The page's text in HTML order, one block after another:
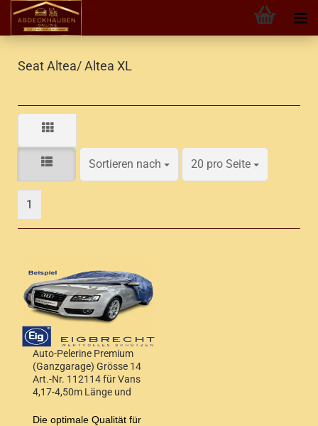
Seat Altea/ Altea XL
Sortieren nach
Sortieren nach 20 pro Seite
pro Seite
1
Auto-Pelerine Premium
(Ganzgarage) Grösse 14
Art.-Nr. 112114 für Vans
4,17-4,50m Länge und
Die optimale Qualität für